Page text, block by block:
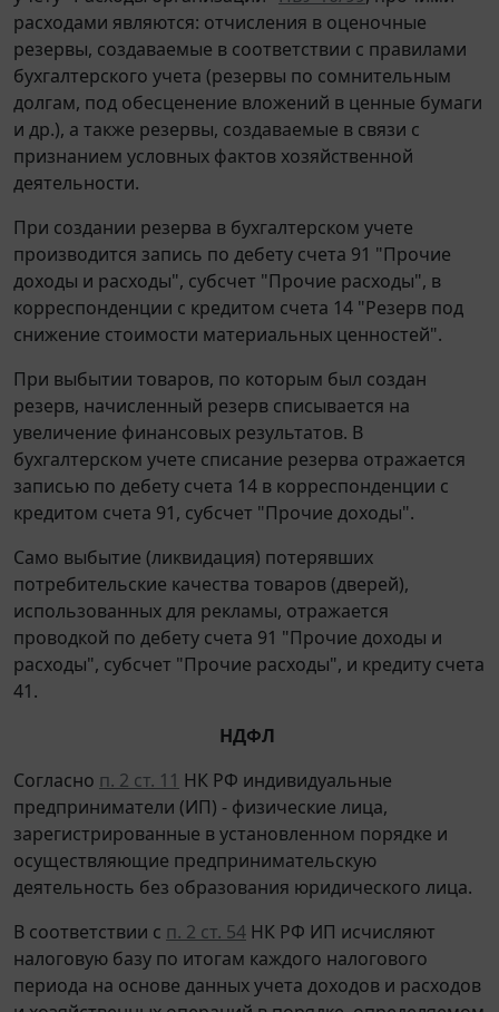
расходами являются: отчисления в оценочные
резервы, создаваемые в соответствии с правилами
бухгалтерского учета (резервы по сомнительным
долгам, под обесценение вложений в ценные бумаги
и др.), а также резервы, создаваемые в связи с
признанием условных фактов хозяйственной
деятельности.
При создании резерва в бухгалтерском учете
производится запись по дебету счета 91 "Прочие
доходы и расходы", субсчет "Прочие расходы", в
корреспонденции с кредитом счета 14 "Резерв под
снижение стоимости материальных ценностей".
При выбытии товаров, по которым был создан
резерв, начисленный резерв списывается на
увеличение финансовых результатов. В
бухгалтерском учете списание резерва отражается
записью по дебету счета 14 в корреспонденции с
кредитом счета 91, субсчет "Прочие доходы".
Само выбытие (ликвидация) потерявших
потребительские качества товаров (дверей),
использованных для рекламы, отражается
проводкой по дебету счета 91 "Прочие доходы и
расходы", субсчет "Прочие расходы", и кредиту счета
41.
НДФЛ
Согласно п. 2 ст. 11 НК РФ индивидуальные
предприниматели (ИП) - физические лица,
зарегистрированные в установленном порядке и
осуществляющие предпринимательскую
деятельность без образования юридического лица.
В соответствии с п. 2 ст. 54 НК РФ ИП исчисляют
налоговую базу по итогам каждого налогового
периода на основе данных учета доходов и расходов